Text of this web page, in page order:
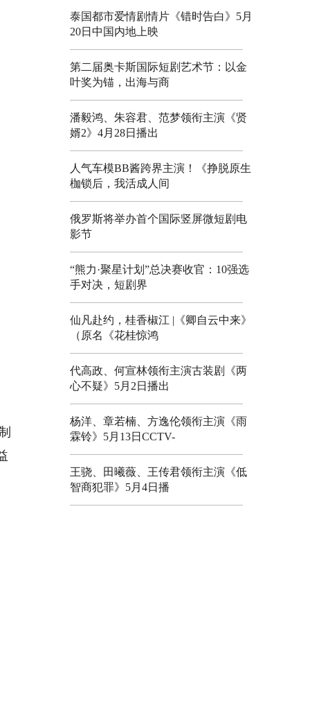
泰国都市爱情剧情片《错时告白》5月
20日中国内地上映
第二届奥卡斯国际短剧艺术节：以金
叶奖为锚，出海与商
潘毅鸿、朱容君、范梦领衔主演《贤
婿2》4月28日播出
人气车模BB酱跨界主演！《挣脱原生
枷锁后，我活成人间
俄罗斯将举办首个国际竖屏微短剧电
影节
“熊力·聚星计划”总决赛收官：10强选
手对决，短剧界
仙凡赴约，桂香椒江 |《卿自云中来》
（原名《花桂惊鸿
代高政、何宣林领衔主演古装剧《两
心不疑》5月2日播出
杨洋、章若楠、方逸伦领衔主演《雨
霖铃》5月13日CCTV-
王骁、田曦薇、王传君领衔主演《低
智商犯罪》5月4日播